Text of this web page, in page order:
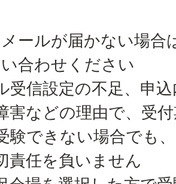
メールが届かない場合
い合わせください
受信設定の不足、申
害などの理由で、受
験できない場合でも
責任を負いません